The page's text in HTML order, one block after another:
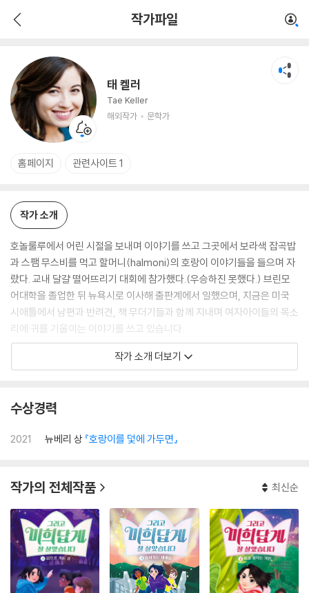
작가파일
태 켈러
Tae Keller
해외작가
문학가
홈페이지 관련사이트 1
작가 소개
호놀룰루에서 어린 시절을 보내며 이야기를 쓰고 그곳에서 보라색 잡곡밥
과 스팸 무스비를 먹고 할머니(halmoni)의 호랑이 이야기들을 들으며 자
랐다. 교내 달걀 떨어뜨리기 대회에 참가했다.(우승하진 못했다.) 브린모
어대학을 졸업한 뒤 뉴욕시로 이사해 출판계에서 일했으며, 지금은 미국
시애틀에서 남편과 반려견, 책 무더기들과 함께 지내며 여자아이들의 목소
리에 귀를 기울이는 이야기를 쓰고 있습니다.
데뷔작 『깨지기 쉬운 것들의 과학』은 ‘달걀 떨어뜨리기 대회’라는 소재와
할머니가 해주신 이야기를 쓴 『호랑이를 덫에 가두면 When You Trap a
안부』의 작가 노라 옥자 켈러의 딸이다. ‘태’(Tae)라는 이름은 외할머니의
작가 소개 더보기
수상경력
2021 뉴베리 상 『호랑이를 덫에 가두면』
작가의 전체작품 최신순